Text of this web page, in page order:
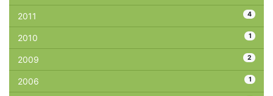
2011 4
2010 1
2009 2
2006 1